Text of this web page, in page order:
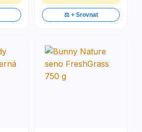
⚖️ + Srovnat